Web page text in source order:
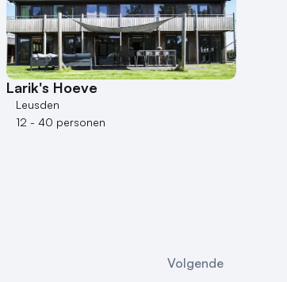
Larik's Hoeve
Leusden
12 - 40 personen
Volgende